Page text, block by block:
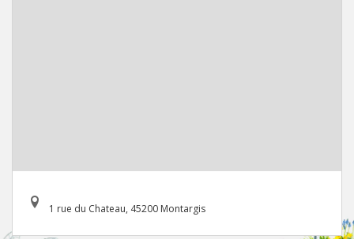
1 rue du Chateau, 45200 Montargis